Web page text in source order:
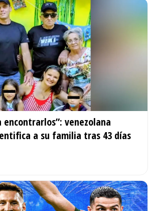
encontrarlos”: venezolana
a su familia tras 43 días